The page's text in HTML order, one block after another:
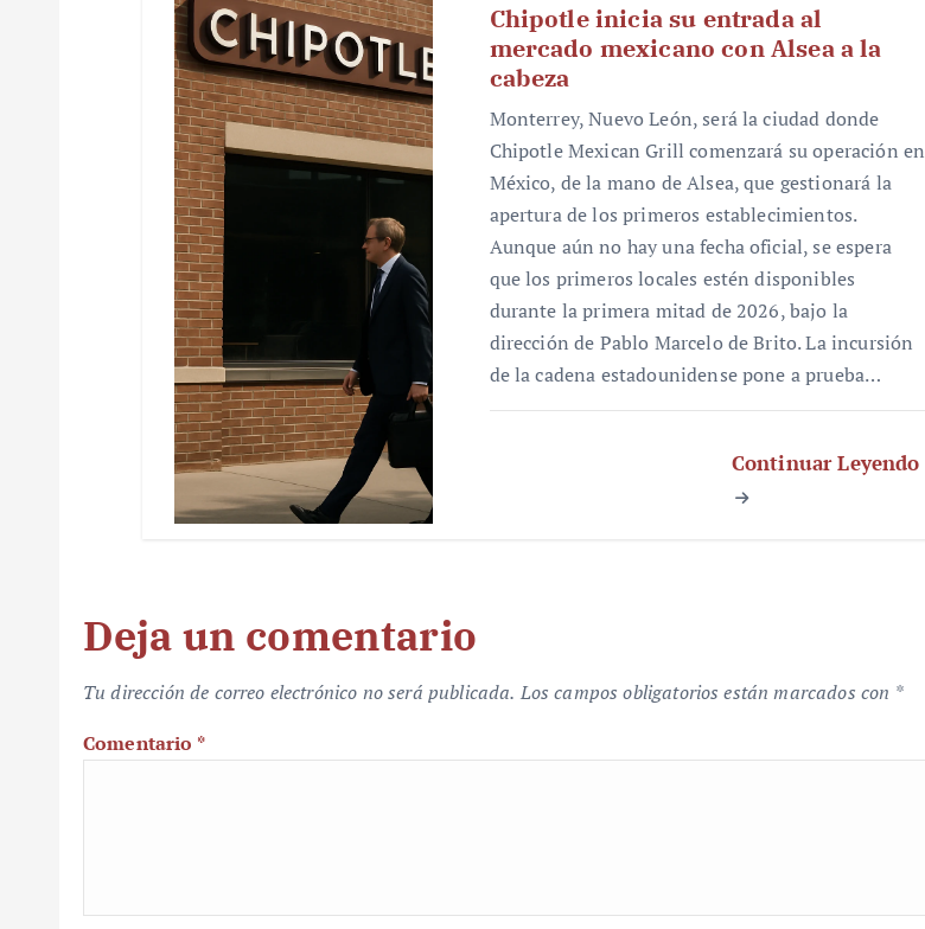
Chipotle inicia su entrada al
mercado mexicano con Alsea a la
cabeza
Monterrey, Nuevo León, será la ciudad donde
Chipotle Mexican Grill comenzará su operación en
México, de la mano de Alsea, que gestionará la
apertura de los primeros establecimientos.
Aunque aún no hay una fecha oficial, se espera
que los primeros locales estén disponibles
durante la primera mitad de 2026, bajo la
dirección de Pablo Marcelo de Brito. La incursión
de la cadena estadounidense pone a prueba…
Continuar Leyendo
Deja un comentario
Tu dirección de correo electrónico no será publicada. Los campos obligatorios están marcados con *
Comentario *